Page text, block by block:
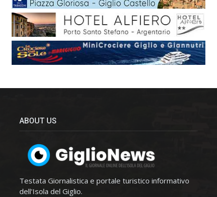
ABOUT US
Testata Giornalistica e portale turistico informativo
dell'Isola del Giglio.